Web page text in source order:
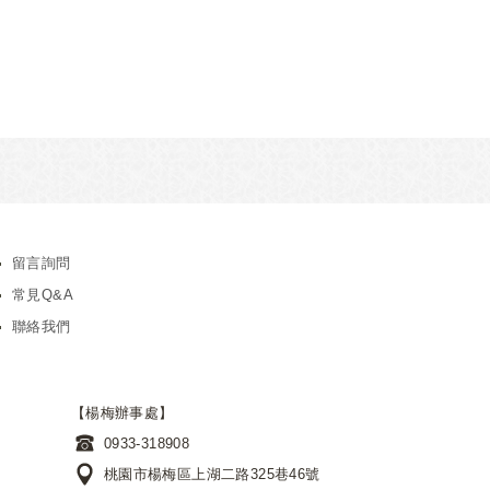
留言詢問
常見Q&A
聯絡我們
【楊梅辦事處】
0933-318908
桃園市楊梅區上湖二路325巷46號